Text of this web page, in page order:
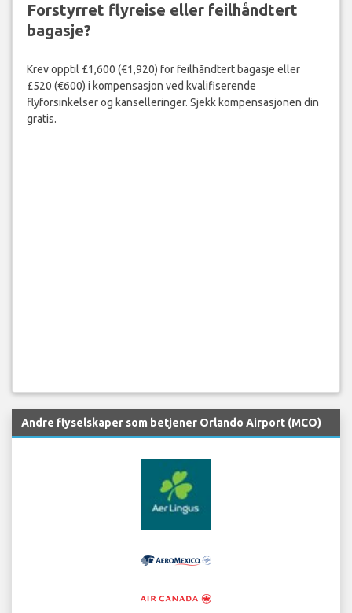
Forstyrret flyreise eller feilhåndtert
bagasje?
Krev opptil £1,600 (€1,920) for feilhåndtert bagasje eller
£520 (€600) i kompensasjon ved kvalifiserende
flyforsinkelser og kanselleringer. Sjekk kompensasjonen din
gratis.
Andre flyselskaper som betjener Orlando Airport (MCO)